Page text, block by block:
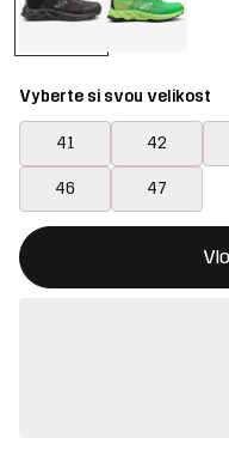
Vyberte si svou velikost
41 42
46 47
Toto tlačítko otevře
{{size}} není k dispozici